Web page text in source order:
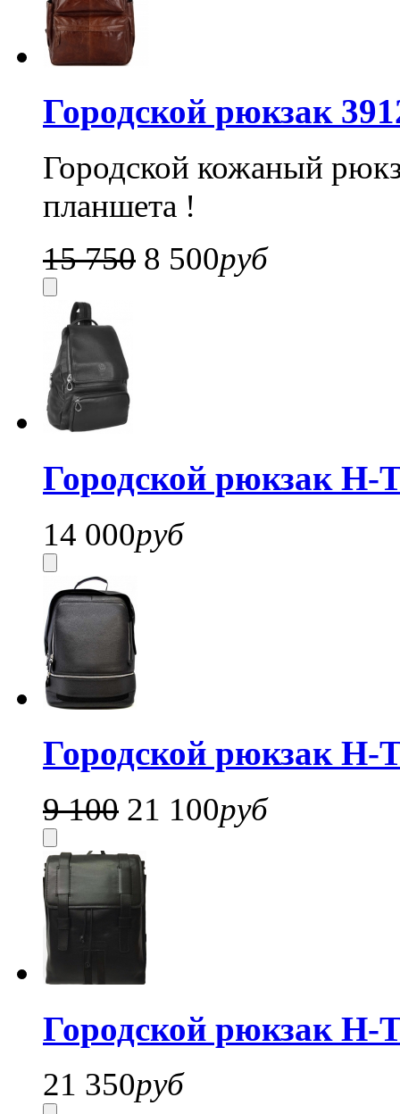
Городской рюкзак
Городской кожаный
планшета !
15 750 8 500руб
Городской рюкзак H-
14 000руб
Городской рюкзак H-
9 100 21 100руб
Городской рюкзак H-
21 350руб